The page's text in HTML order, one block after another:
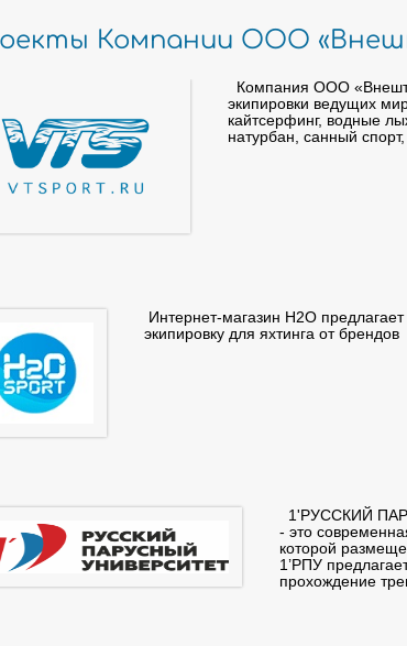
Компании ООО
Компания ООО
экипировки ведущих
кайтсерфинг, водные
натурбан, санный
Интернет-магазин H2O
экипировку для яхтинга от
1'РУССКИЙ
- это
которой
1’РПУ
прохождение